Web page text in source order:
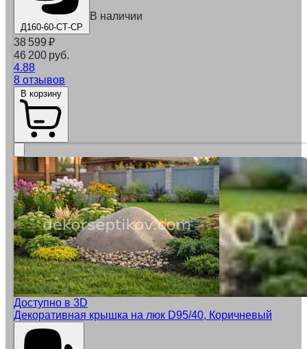
Д160-60-СТ-СР
В наличии
38 599 ₽
46 200 руб.
4.88
8 отзывов
Доступно в 3D
Декоративная крышка на люк D95/40, Коричневый